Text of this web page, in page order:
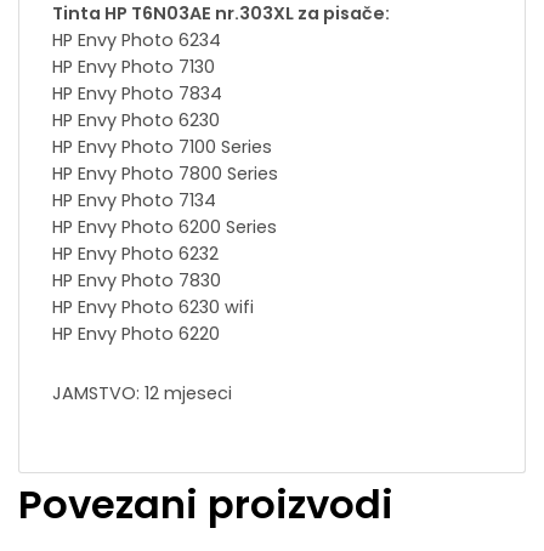
Tinta HP T6N03AE nr.303XL za pisače:
HP Envy Photo 6234
HP Envy Photo 7130
HP Envy Photo 7834
HP Envy Photo 6230
HP Envy Photo 7100 Series
HP Envy Photo 7800 Series
HP Envy Photo 7134
HP Envy Photo 6200 Series
HP Envy Photo 6232
HP Envy Photo 7830
HP Envy Photo 6230 wifi
HP Envy Photo 6220
JAMSTVO: 12 mjeseci
Povezani proizvodi